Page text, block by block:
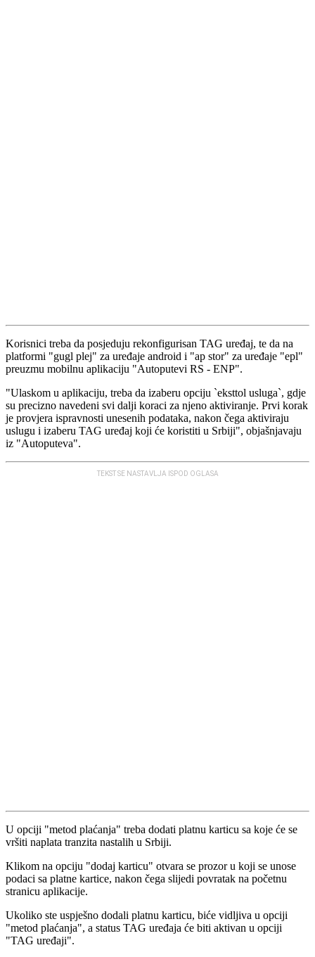
Korisnici treba da posjeduju rekonfigurisan TAG uređaj, te da na
platformi "gugl plej" za uređaje android i "ap stor" za uređaje "epl"
preuzmu mobilnu aplikaciju "Autoputevi RS - ENP".
"Ulaskom u aplikaciju, treba da izaberu opciju `eksttol usluga`, gdje
su precizno navedeni svi dalji koraci za njeno aktiviranje. Prvi korak
je provjera ispravnosti unesenih podataka, nakon čega aktiviraju
uslugu i izaberu TAG uređaj koji će koristiti u Srbiji", objašnjavaju
iz "Autoputeva".
TEKST SE NASTAVLJA ISPOD OGLASA
U opciji "metod plaćanja" treba dodati platnu karticu sa koje će se
vršiti naplata tranzita nastalih u Srbiji.
Klikom na opciju "dodaj karticu" otvara se prozor u koji se unose
podaci sa platne kartice, nakon čega slijedi povratak na početnu
stranicu aplikacije.
Ukoliko ste uspješno dodali platnu karticu, biće vidljiva u opciji
"metod plaćanja", a status TAG uređaja će biti aktivan u opciji
"TAG uređaji".